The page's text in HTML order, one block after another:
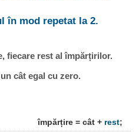
în mod repetat la 2.
fiecare rest al împărțirilor.
cât egal cu zero.
împărțire = cât + rest;